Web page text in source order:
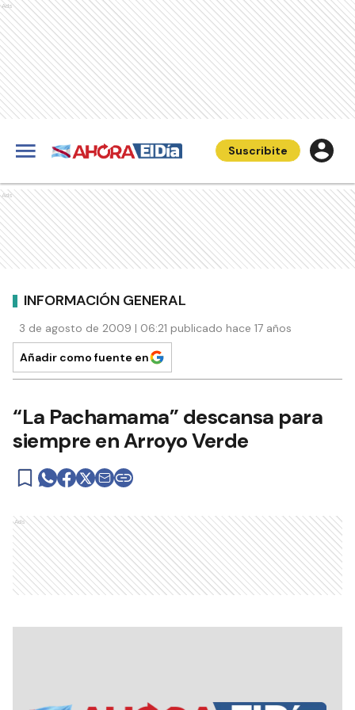
Ads
Suscribite
Ads
INFORMACIÓN GENERAL
3 de agosto de 2009 | 06:21 publicado hace 17 años
Añadir como fuente en
“La Pachamama” descansa para
siempre en Arroyo Verde
Ads